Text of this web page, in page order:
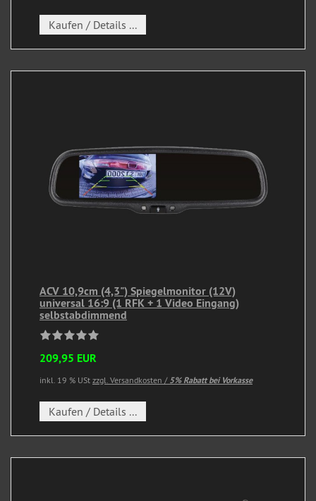
Kaufen / Details ...
ACV 10,9cm (4,3") Spiegelmonitor (12V)
universal 16:9 (1 RFK + 1 Video Eingang)
selbstabdimmend
209,95 EUR
inkl. 19 % USt zzgl. Versandkosten / 5% Rabatt bei Vorkasse
Kaufen / Details ...